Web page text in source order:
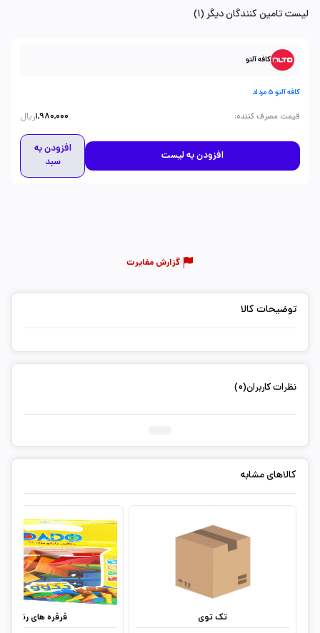
لیست تامین کنندگان دیگر (1)
کافه آلتو
کافه آلتو 5 مرداد
قیمت مصرف کننده:
1,980,000ریال
افزودن به لیست
افزودن به
سبد
گزارش مغایرت
توضیحات کالا
نظرات کاربران(0)
کالاهای مشابه
تک توی
فرفره های رنگی